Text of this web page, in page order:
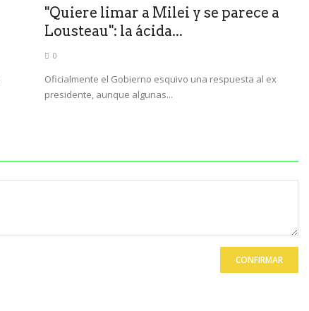
"Quiere limar a Milei y se parece a
Lousteau": la ácida...
0
Oficialmente el Gobierno esquivo una respuesta al ex
presidente, aunque algunas...
CONFIRMAR